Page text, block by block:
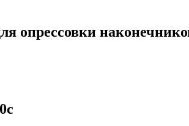
опрессовки